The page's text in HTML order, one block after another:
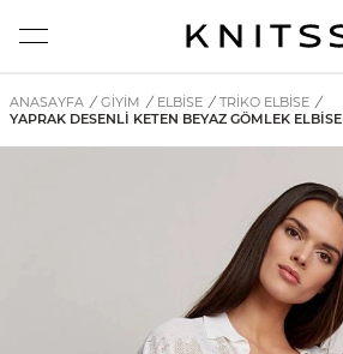
ANASAYFA / GİYİM / ELBISE / TRIKO ELBISE /
YAPRAK DESENLI KETEN BEYAZ GÖMLEK ELBISE